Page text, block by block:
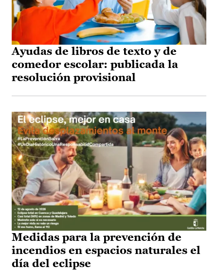
Ayudas de libros de texto y de
comedor escolar: publicada la
resolución provisional
Medidas para la prevención de
incendios en espacios naturales el
día del eclipse